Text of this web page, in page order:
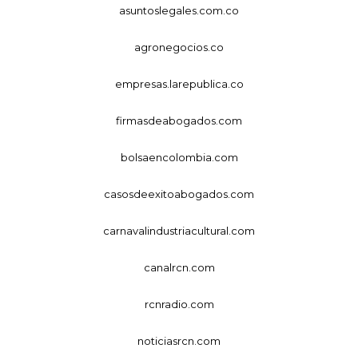
asuntoslegales.com.co
agronegocios.co
empresas.larepublica.co
firmasdeabogados.com
bolsaencolombia.com
casosdeexitoabogados.com
carnavalindustriacultural.com
canalrcn.com
rcnradio.com
noticiasrcn.com